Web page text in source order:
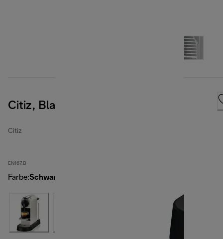
Citiz, Black
Citiz
EN167.B
Farbe:Schwarz